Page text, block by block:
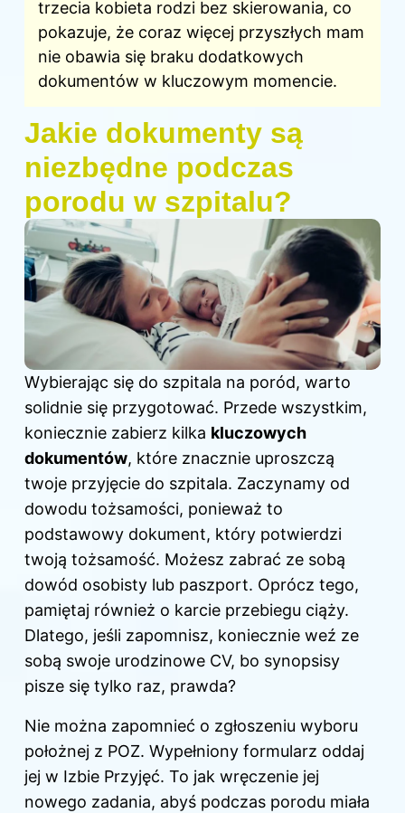
trzecia kobieta rodzi bez skierowania, co
pokazuje, że coraz więcej przyszłych mam
nie obawia się braku dodatkowych
dokumentów w kluczowym momencie.
Jakie dokumenty są
niezbędne podczas
porodu w szpitalu?
Wybierając się do szpitala na poród, warto
solidnie się przygotować. Przede wszystkim,
koniecznie zabierz kilka kluczowych
dokumentów, które znacznie uproszczą
twoje przyjęcie do szpitala. Zaczynamy od
dowodu tożsamości, ponieważ to
podstawowy dokument, który potwierdzi
twoją tożsamość. Możesz zabrać ze sobą
dowód osobisty lub paszport. Oprócz tego,
pamiętaj również o karcie przebiegu ciąży.
Dlatego, jeśli zapomnisz, koniecznie weź ze
sobą swoje urodzinowe CV, bo synopsisy
pisze się tylko raz, prawda?
Nie można zapomnieć o zgłoszeniu wyboru
położnej z POZ. Wypełniony formularz oddaj
jej w Izbie Przyjęć. To jak wręczenie jej
nowego zadania, abyś podczas porodu miała